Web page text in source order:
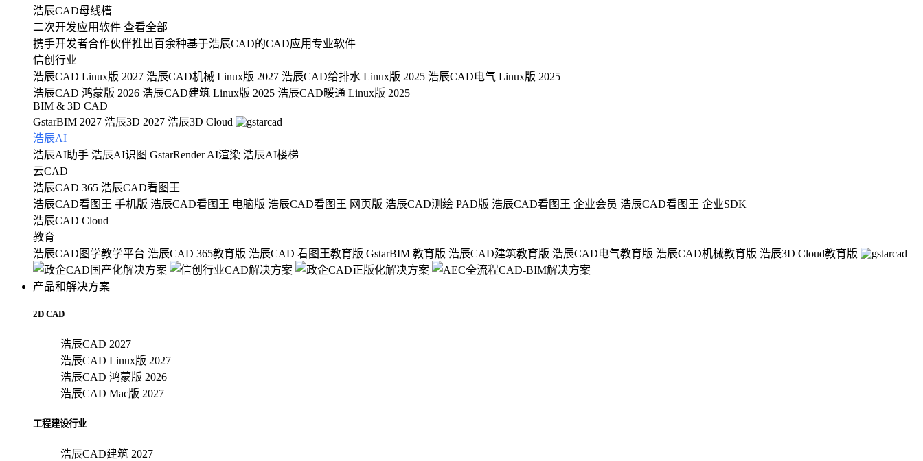
浩辰CAD母线槽
二次开发应用软件 查看全部
携手开发者合作伙伴推出百余种基于浩辰CAD的CAD应用专业软件
信创行业
浩辰CAD Linux版 2027 浩辰CAD机械 Linux版 2027 浩辰CAD给排水 Linux版 2025 浩辰CAD电气 Linux版 2025
浩辰CAD 鸿蒙版 2026 浩辰CAD建筑 Linux版 2025 浩辰CAD暖通 Linux版 2025
BIM & 3D CAD
GstarBIM 2027 浩辰3D 2027 浩辰3D Cloud
浩辰AI
浩辰AI助手 浩辰AI识图 GstarRender AI渲染 浩辰AI楼梯
云CAD
浩辰CAD 365 浩辰CAD看图王
浩辰CAD看图王 手机版 浩辰CAD看图王 电脑版 浩辰CAD看图王 网页版 浩辰CAD测绘 PAD版 浩辰CAD看图王 企业会员 浩辰CAD看图王 企业SDK
浩辰CAD Cloud
教育
浩辰CAD图学教学平台 浩辰CAD 365教育版 浩辰CAD 看图王教育版 GstarBIM 教育版 浩辰CAD建筑教育版 浩辰CAD电气教育版 浩辰CAD机械教育版 浩辰3D Cloud教育版
产品和解决方案
2D CAD
浩辰CAD 2027
浩辰CAD Linux版 2027
浩辰CAD 鸿蒙版 2026
浩辰CAD Mac版 2027
工程建设行业
浩辰CAD建筑 2027